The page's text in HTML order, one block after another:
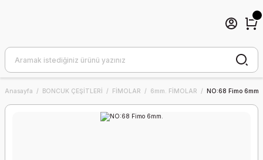
Anasayfa BONCUK ÇEŞİTLERİ FİMOLAR 6mm. FİMOLAR NO:68 Fimo 6mm.